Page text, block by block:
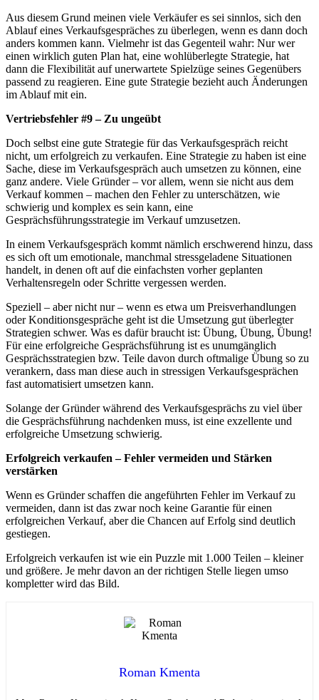
Aus diesem Grund meinen viele Verkäufer es sei sinnlos, sich den
Ablauf eines Verkaufsgespräches zu überlegen, wenn es dann doch
anders kommen kann. Vielmehr ist das Gegenteil wahr: Nur wer
einen wirklich guten Plan hat, eine wohlüberlegte Strategie, hat
dann die Flexibilität auf unerwartete Spielzüge seines Gegenübers
passend zu reagieren. Eine gute Strategie bezieht auch Änderungen
im Ablauf mit ein.
Vertriebsfehler #9 – Zu ungeübt
Doch selbst eine gute Strategie für das Verkaufsgespräch reicht
nicht, um erfolgreich zu verkaufen. Eine Strategie zu haben ist eine
Sache, diese im Verkaufsgespräch auch umsetzen zu können, eine
ganz andere. Viele Gründer – vor allem, wenn sie nicht aus dem
Verkauf kommen – machen den Fehler zu unterschätzen, wie
schwierig und komplex es sein kann, eine
Gesprächsführungsstrategie im Verkauf umzusetzen.
In einem Verkaufsgespräch kommt nämlich erschwerend hinzu, dass
es sich oft um emotionale, manchmal stressgeladene Situationen
handelt, in denen oft auf die einfachsten vorher geplanten
Verhaltensregeln oder Schritte vergessen werden.
Speziell – aber nicht nur – wenn es etwa um Preisverhandlungen
oder Konditionsgespräche geht ist die Umsetzung gut überlegter
Strategien schwer. Was es dafür braucht ist: Übung, Übung, Übung!
Für eine erfolgreiche Gesprächsführung ist es unumgänglich
Gesprächsstrategien bzw. Teile davon durch oftmalige Übung so zu
verankern, dass man diese auch in stressigen Verkaufsgesprächen
fast automatisiert umsetzen kann.
Solange der Gründer während des Verkaufsgesprächs zu viel über
die Gesprächsführung nachdenken muss, ist eine exzellente und
erfolgreiche Umsetzung schwierig.
Erfolgreich verkaufen – Fehler vermeiden und Stärken
verstärken
Wenn es Gründer schaffen die angeführten Fehler im Verkauf zu
vermeiden, dann ist das zwar noch keine Garantie für einen
erfolgreichen Verkauf, aber die Chancen auf Erfolg sind deutlich
gestiegen.
Erfolgreich verkaufen ist wie ein Puzzle mit 1.000 Teilen – kleiner
und größere. Je mehr davon an der richtigen Stelle liegen umso
kompletter wird das Bild.
Roman Kmenta